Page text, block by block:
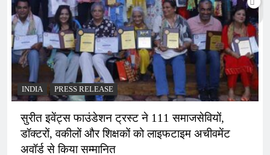
INDIA PRESS RELEASE
सुरीत इवेंट्स फाउंडेशन ट्रस्ट ने 111 समाजसेवियों,
डॉक्टरों, वकीलों और शिक्षकों को लाइफटाइम अचीवमेंट
अवॉर्ड से किया सम्मानित